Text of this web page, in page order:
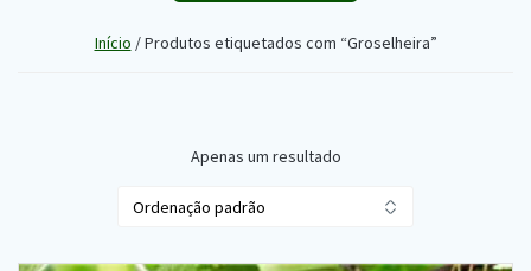
Início / Produtos etiquetados com “Groselheira”
Apenas um resultado